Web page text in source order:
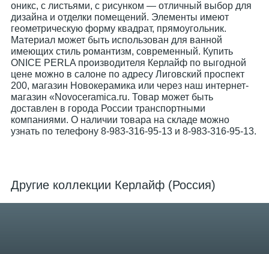
оникс, с листьями, с рисунком — отличный выбор для
дизайна и отделки помещений. Элементы имеют
геометрическую форму квадрат, прямоугольник.
Материал может быть использован для ванной
имеющих стиль романтизм, современный. Купить
ONICE PERLA производителя Керлайф по выгодной
цене можно в салоне по адресу Лиговский проспект
200, магазин Новокерамика или через наш интернет-
магазин «Novoceramica.ru. Товар может быть
доставлен в города России транспортными
компаниями. О наличии товара на складе можно
узнать по телефону 8-983-316-95-13 и 8-983-316-95-13.
Другие коллекции Керлайф (Россия)